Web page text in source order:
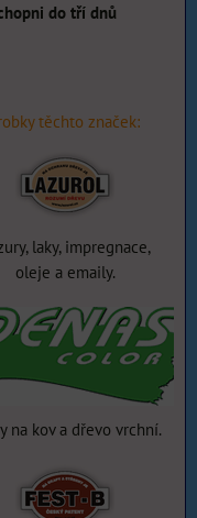
do tří dnů
těchto značek:
laky, impregnace,
oleje a emaily.
na kov a dřevo vrchní.